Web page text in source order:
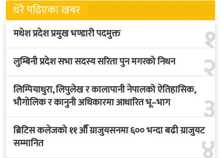
धेरै पढिएका खबर
१
मधेश प्रदेश प्रमुख भण्डारी पदमुक्त
२
लुम्बिनी प्रदेश सभा सदस्य सरिता पुन मगरको निधन
३
लिम्पियाधुरा, लिपुलेख र कालापानी नेपालको ऐतिहासिक,
भौगोलिक र कानुनी अधिकारमा आधारित भू–भाग
ब्रिटिस कलेजको ११ औँ ग्राजुयसनमा ६०० भन्दा बढी ग्राजुयट
सम्मानित